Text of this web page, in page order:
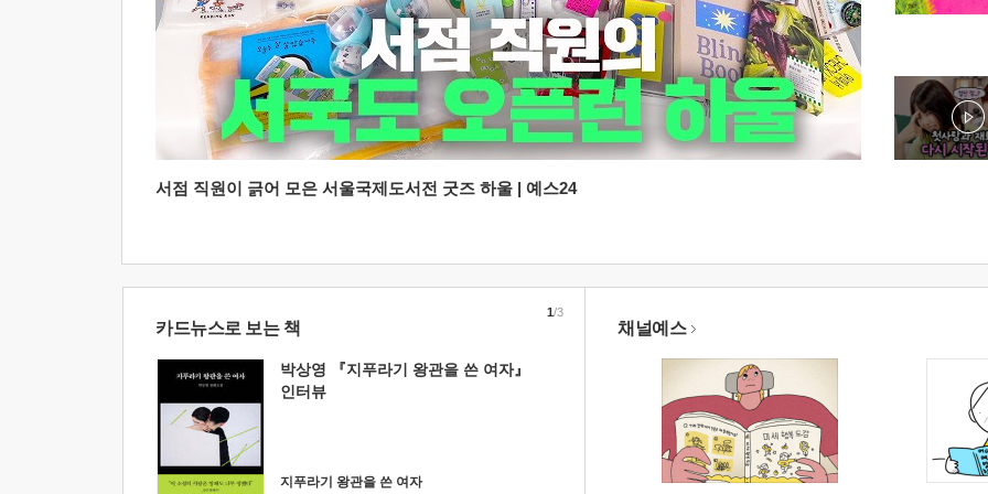
서점 직원이 긁어 모은 서울국제도서전 굿즈 하울 | 예스24
카드뉴스로 보는 책
박상영 『지푸라기 왕관을 쓴 여자』
인터뷰
지푸라기 왕관을 쓴 여자
1/3
채널예스